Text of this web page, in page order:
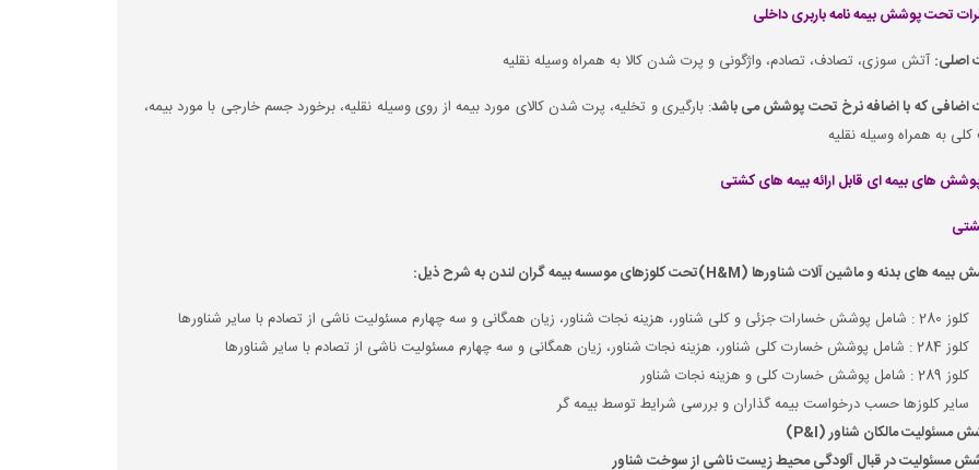
اصلی: آتش سوزی، تصادف، تصادم، واژگونی و پرت شدن کالا به همراه وسیله نقلیه
اضافی که با اضافه نرخ تحت پوشش می باشد: بارگیری و تخلیه، پرت شدن کالای مورد بیمه از روی وسیله نقلیه، برخورد جسم خارجی با مورد بیمه،
به همراه وسیله نقلیه
های بیمه ای قابل ارائه بیمه های کشتی
کلوز 280 : شامل پوشش خسارات جزئی و کلی شناور، هزینه نجات شناور، زیان همگانی و سه چهارم مسئولیت ناشی از تصادم با سایر شناورها
کلوز 284 : شامل پوشش خسارت کلی شناور، هزینه نجات شناور، زیان همگانی و سه چهارم مسئولیت ناشی از تصادم با سایر شناورها
کلوز 289 : شامل پوشش خسارت کلی و هزینه نجات شناور
سایر کلوزها حسب درخواست بیمه گذاران و بررسی شرایط توسط بیمه گر